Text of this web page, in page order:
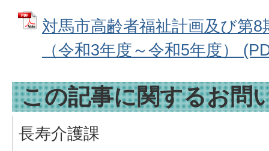
対馬市高齢者福祉計画及び第
（令和3年度～令和5年度）
この記事に関するお問
長寿介護課